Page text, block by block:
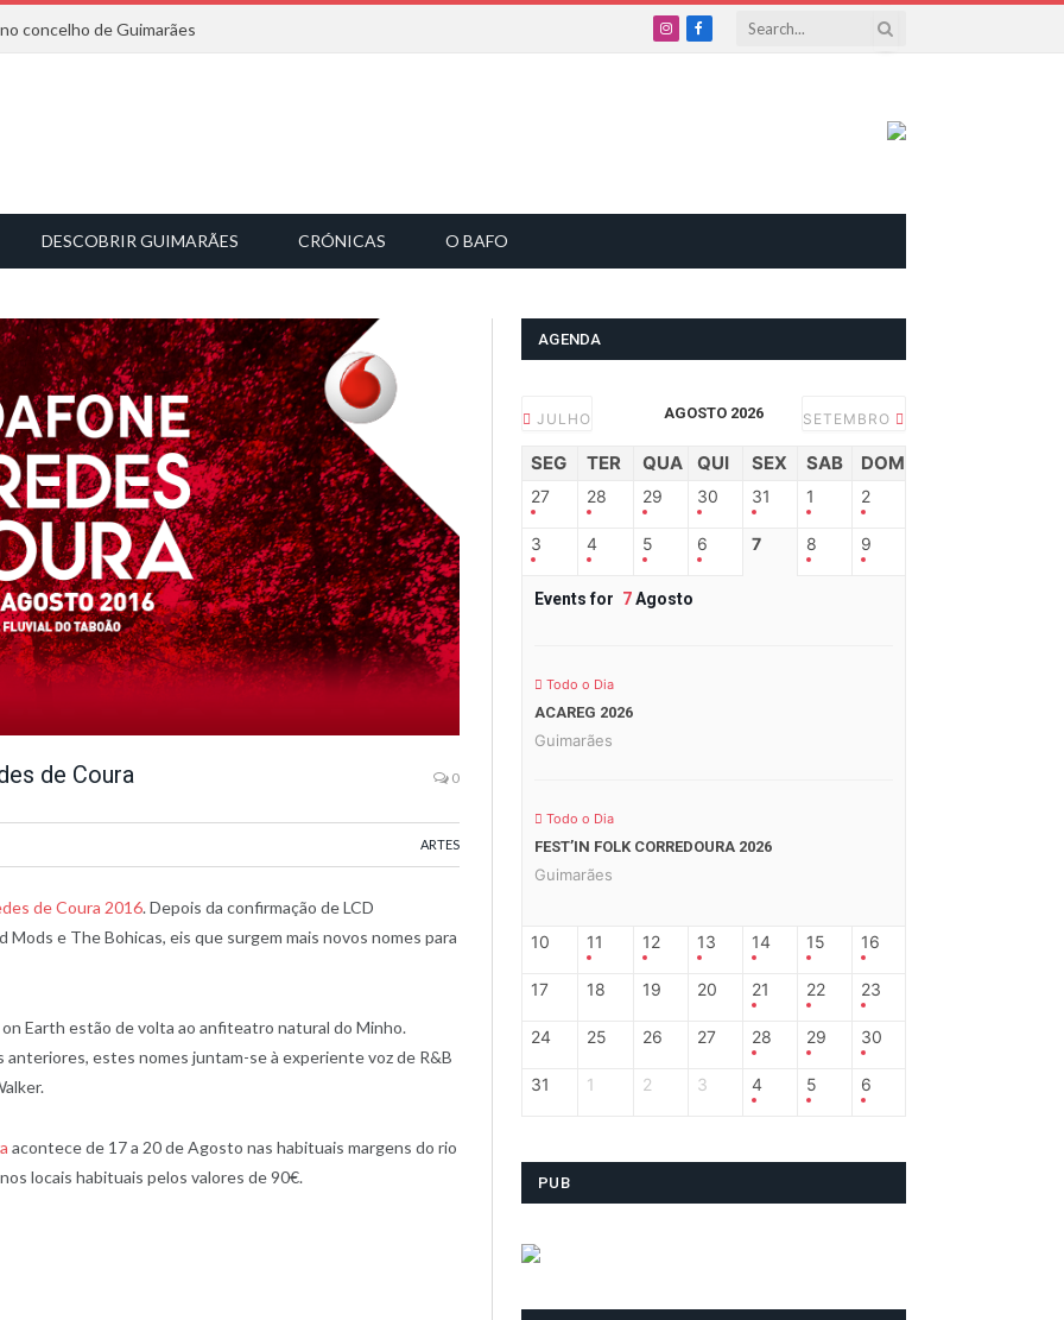
concelho de Guimarães
InstagramFacebook
DESCOBRIR GUIMARÃES CRÓNICAS O BAFO
de Coura 0
ARTES
de Coura 2016. Depois da confirmação de LCD
e The Bohicas, eis que surgem mais novos nomes para
Earth estão de volta ao anfiteatro natural do Minho.
anteriores, estes nomes juntam-se à experiente voz de R&B
acontece de 17 a 20 de Agosto nas habituais margens do rio
locais habituais pelos valores de 90€.
AGENDA
JULHO AGOSTO 2026 SETEMBRO
SEG TER QUA QUI SEX SAB DOM
27 28 29 30 31 1 2
3 4 5 6 7 8 9
Events for 7Agosto
Todo o Dia
ACAREG 2026
Guimarães
Todo o Dia
FEST’IN FOLK CORREDOURA 2026
Guimarães
10 11 12 13 14 15 16
17 18 19 20 21 22 23
24 25 26 27 28 29 30
31 1 2 3 4 5 6
PUB